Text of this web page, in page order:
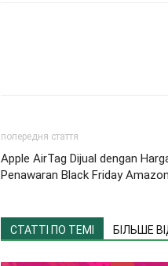
попередня стаття
Apple AirTag Dijual dengan
Penawaran Black Friday Amazon
СТАТТІ ПО ТЕМІ БІЛЬШЕ